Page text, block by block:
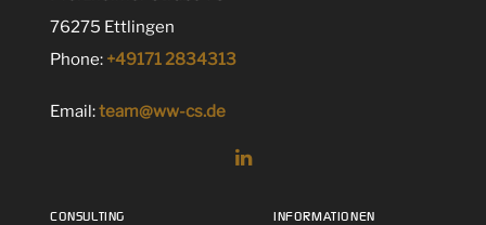
76275 Ettlingen
Phone: +49171 2834313
Email:team@ww-cs.de
CONSULTING INFORMATIONEN